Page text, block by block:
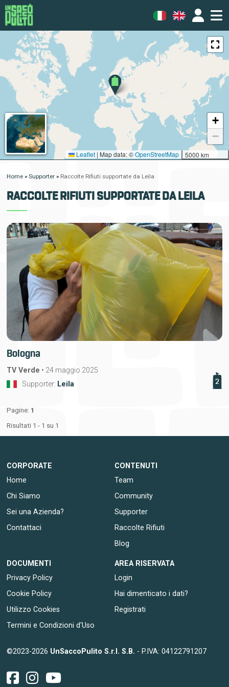
+
−
5000 km
Leaflet | Map data: ©OpenStreetMap
Home »Supporter » Raccolte Rifiuti supportate da Leila
RACCOLTE RIFIUTI SUPPORTATE DA LEILA
Bologna
TV Verde • 24 maggio 2025
Supporter: Leila 2
Pagine: 1
Risultati 1 - 1 su 1
CORPORATE
Home
Chi Siamo
Sei una Azienda?
Contattaci
CONTENUTI
Team
Community
Supporter
Raccolte Rifiuti
Blog
DOCUMENTI
Privacy Policy
Cookie Policy
Utilizzo Cookies
Termini e Condizioni d'Uso
AREA RISERVATA
Login
Hai dimenticato i dati?
Registrati
©2023-2026 UnSaccoPulito S.r.l. S.B. - P.IVA: 04122791207